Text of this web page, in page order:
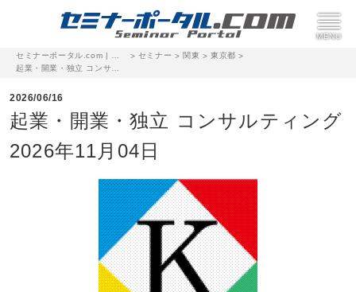
> セミナー > 関東 >東京都 >
2026/06/16
起業・開業・独立 コンサルティング
2026年11月04日